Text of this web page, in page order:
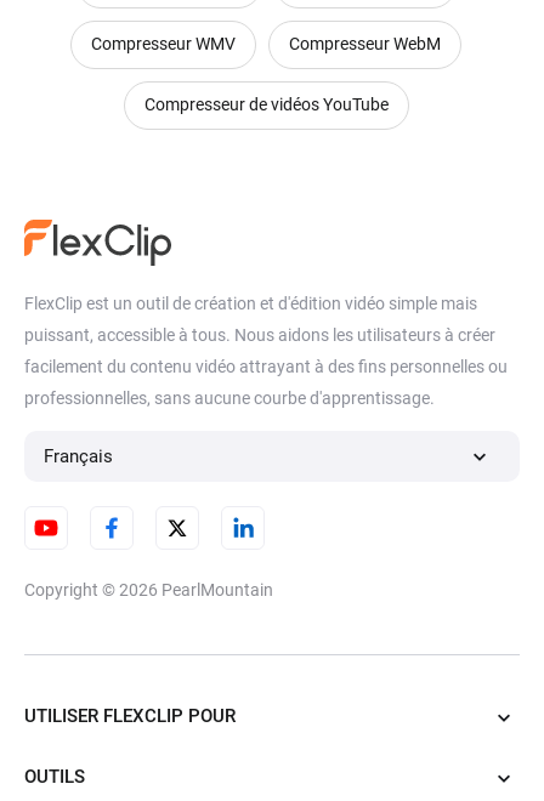
Compresseur WMV Compresseur WebM
Compresseur de vidéos YouTube
FlexClip est un outil de création et d'édition vidéo simple mais
puissant, accessible à tous. Nous aidons les utilisateurs à créer
facilement du contenu vidéo attrayant à des fins personnelles ou
professionnelles, sans aucune courbe d'apprentissage.
Français
Copyright © 2026 PearlMountain
UTILISER FLEXCLIP POUR
OUTILS